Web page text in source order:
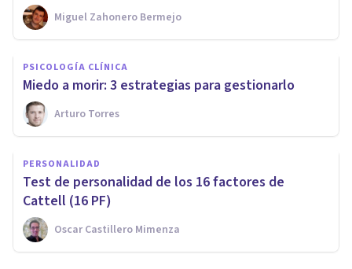
Miguel Zahonero Bermejo
PSICOLOGÍA CLÍNICA
​Miedo a morir: 3 estrategias para gestionarlo
Arturo Torres
PERSONALIDAD
Test de personalidad de los 16 factores de
Cattell (16 PF)
Oscar Castillero Mimenza